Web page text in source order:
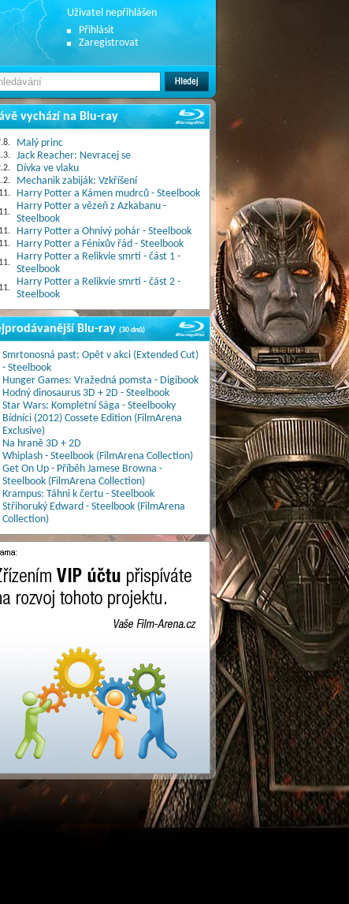
Uživatel nepřihlášen
Přihlásit
Zaregistrovat
vychází na Blu-ray
Malý princ
Jack Reacher: Nevracej se
Dívka ve vlaku
Mechanik zabiják: Vzkříšení
Harry Potter a Kámen mudrců - Steelbook
Harry Potter a vězeň z Azkabanu -
Steelbook
Harry Potter a Ohnivý pohár - Steelbook
Harry Potter a Fénixův řád - Steelbook
Harry Potter a Relikvie smrti - část 1 -
Steelbook
Harry Potter a Relikvie smrti - část 2 -
Steelbook
Blu-ray(30 dnů)
Smrtonosná past: Opět v akci (Extended Cut)
- Steelbook
Hunger Games: Vražedná pomsta - Digibook
Hodný dinosaurus 3D + 2D - Steelbook
Star Wars: Kompletní Sága - Steelbooky
Bídníci (2012) Cossete Edition (FilmArena
Exclusive)
Na hraně 3D + 2D
Whiplash - Steelbook (FilmArena Collection)
Get On Up - Příběh Jamese Browna -
Steelbook (FilmArena Collection)
Krampus: Táhni k čertu - Steelbook
Střihoruký Edward - Steelbook (FilmArena
Collection)